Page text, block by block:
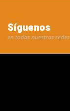
Síguenos
en todas nuestras redes